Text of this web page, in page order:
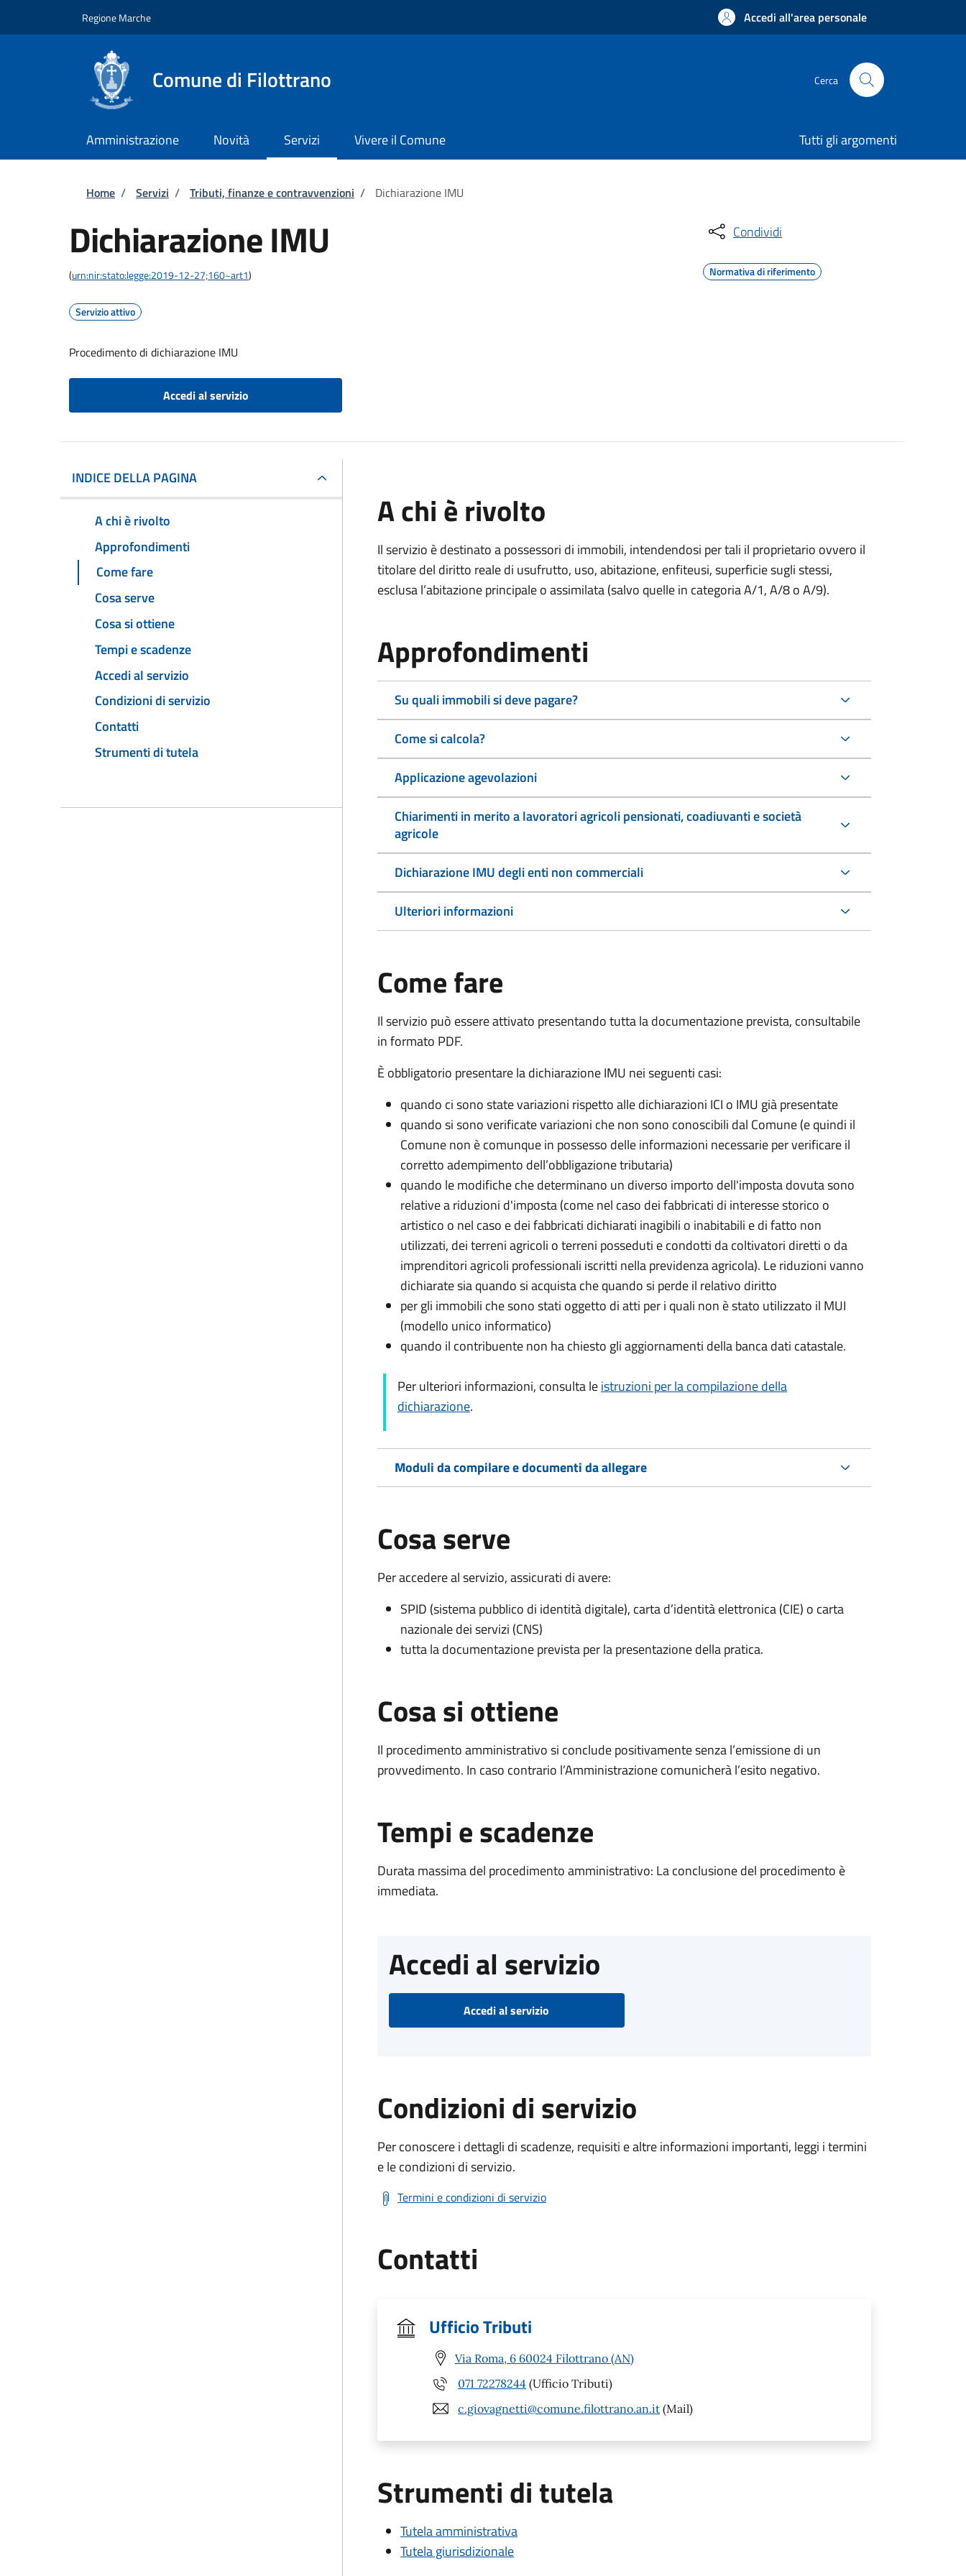
Regione Marche Accedi all'area personale
Comune di Filottrano Cerca
Amministrazione Novità Servizi Vivere il Comune Tutti gli argomenti
Briciole di pane
Home / Servizi / Tributi, finanze e contravvenzioni / Dichiarazione IMU
Dichiarazione IMU
(urn:nir:stato:legge:2019-12-27;160~art1)
Servizio attivo
Procedimento di dichiarazione IMU
Accedi al servizio
Condividi
Normativa di riferimento
INDICE DELLA PAGINA
A chi è rivolto
Approfondimenti
Come fare
Cosa serve
Cosa si ottiene
Tempi e scadenze
Accedi al servizio
Condizioni di servizio
Contatti
Strumenti di tutela
A chi è rivolto
Il servizio è destinato apossessori di immobili, intendendosi per tali il proprietario ovvero il
titolare del diritto reale di usufrutto, uso, abitazione, enfiteusi, superficie sugli stessi,
esclusa l’abitazione principale o assimilata (salvo quelle in categoria A/1, A/8 o A/9).
Approfondimenti
Su quali immobili si deve pagare?
Come si calcola?
Applicazione agevolazioni
Chiarimenti in merito a lavoratori agricoli pensionati, coadiuvanti e società
agricole
Dichiarazione IMU degli enti non commerciali
Ulteriori informazioni
Come fare
Il servizio può essere attivato presentando tutta la documentazione prevista, consultabile
in formato PDF.
È obbligatorio presentare la dichiarazione IMU nei seguenti casi:
quando ci sono state variazioni rispetto alle dichiarazioni ICI o IMU già presentate
quando si sono verificate variazioni che non sono conoscibili dal Comune (e quindi il
Comune non è comunque in possesso delle informazioni necessarie per verificare il
corretto adempimento dell’obbligazione tributaria)
quando le modifiche che determinano un diverso importo dell'imposta dovuta sono
relative a riduzioni d'imposta (come nel caso dei fabbricati di interesse storico o
artistico o nel caso e dei fabbricati dichiarati inagibili o inabitabili e di fatto non
utilizzati, dei terreni agricoli o terreni posseduti e condotti da coltivatori diretti o da
imprenditori agricoli professionali iscritti nella previdenza agricola). Le riduzioni vanno
dichiarate sia quando si acquista che quando si perde il relativo diritto
per gli immobili che sono stati oggetto di atti per i quali non è stato utilizzato il MUI
(modello unico informatico)
quando il contribuente non ha chiesto gli aggiornamenti della banca dati catastale.
Per ulteriori informazioni, consulta leistruzioni per la compilazione della
dichiarazione.
Moduli da compilare e documenti da allegare
Cosa serve
Per accedere al servizio, assicurati di avere:
SPID (sistema pubblico di identità digitale), carta d’identità elettronica (CIE) o carta
nazionale dei servizi (CNS)
tutta la documentazione prevista per la presentazione della pratica.
Cosa si ottiene
Il procedimento amministrativo si conclude positivamente senza l’emissione di un
provvedimento. In caso contrario l’Amministrazione comunicherà l’esito negativo.
Tempi e scadenze
Durata massima del procedimento amministrativo: La conclusione del procedimento è
immediata.
Accedi al servizio
Accedi al servizio
Condizioni di servizio
Per conoscere i dettagli di scadenze, requisiti e altre informazioni importanti, leggi i termini
e le condizioni di servizio.
Termini e condizioni di servizio
Contatti
Ufficio Tributi
Via Roma, 6 60024 Filottrano (AN)
071 72278244 (Ufficio Tributi)
c.giovagnetti@comune.filottrano.an.it (Mail)
Strumenti di tutela
Tutela amministrativa
Tutela giurisdizionale